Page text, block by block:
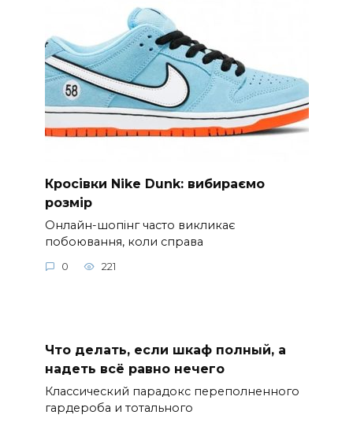
Кросівки Nike Dunk: вибираємо
розмір
Онлайн-шопінг часто викликає
побоювання, коли справа
0 221
Что делать, если шкаф полный, а
надеть всё равно нечего
Классический парадокс переполненного
гардероба и тотального